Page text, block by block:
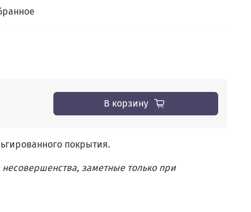
В корзину
покрытия.
заметные только при